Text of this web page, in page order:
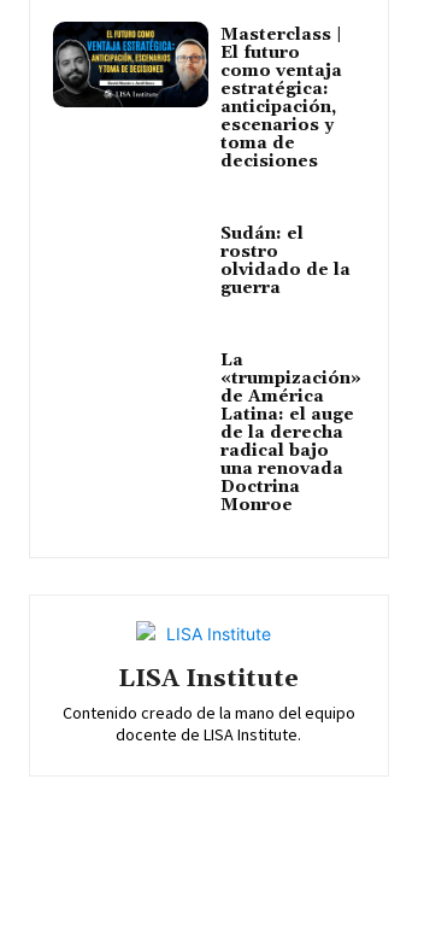
Masterclass |
El futuro
como ventaja
estratégica:
anticipación,
escenarios y
toma de
decisiones
Sudán: el
rostro
olvidado de la
guerra
La
«trumpización»
de América
Latina: el auge
de la derecha
radical bajo
una renovada
Doctrina
Monroe
LISA Institute
Contenido creado de la mano del equipo
docente de LISA Institute.